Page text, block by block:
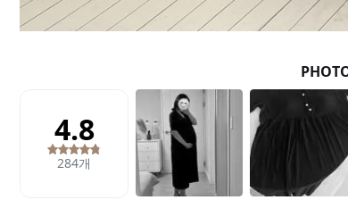
Q&A
배송조회
제휴/광고문의
구매금액별사은품
마이페이지
로그인
회원가입